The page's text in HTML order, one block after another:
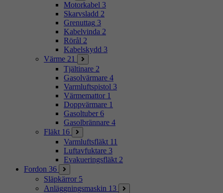
Motorkabel 3
Skarvsladd 2
Grenuttag 3
Kabelvinda 2
Rörål 2
Kabelskydd 3
Värme 21
Tjältinare 2
Gasolvärmare 4
Varmluftspistol 3
Värmemattor 1
Doppvärmare 1
Gasoltuber 6
Gasolbrännare 4
Fläkt 16
Varmluftsfläkt 11
Luftavfuktare 3
Evakueringsfläkt 2
Fordon 36
Släpkärror 5
Anläggningsmaskin 13